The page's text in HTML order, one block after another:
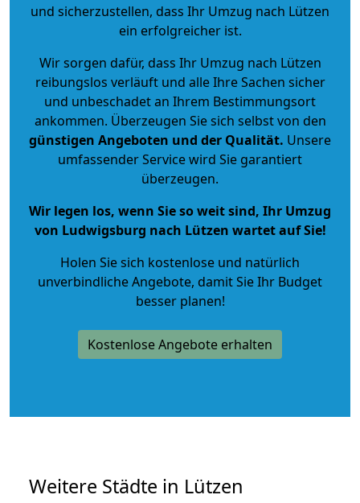
und sicherzustellen, dass Ihr Umzug nach Lützen
ein erfolgreicher ist.
Wir sorgen dafür, dass Ihr Umzug nach Lützen
reibungslos verläuft und alle Ihre Sachen sicher
und unbeschadet an Ihrem Bestimmungsort
ankommen. Überzeugen Sie sich selbst von den
günstigen Angeboten und der Qualität. Unsere
umfassender Service wird Sie garantiert
überzeugen.
Wir legen los, wenn Sie so weit sind, Ihr Umzug
von Ludwigsburg nach Lützen wartet auf Sie!
Holen Sie sich kostenlose und natürlich
unverbindliche Angebote, damit Sie Ihr Budget
besser planen!
Kostenlose Angebote erhalten
Weitere Städte in Lützen